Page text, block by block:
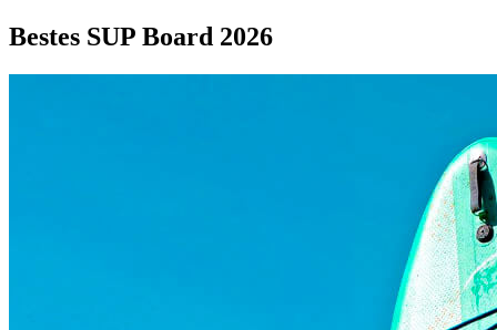
Bestes SUP Board 2026